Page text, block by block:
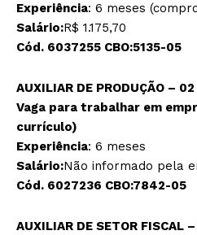
Experiência: 6 meses
Salário:R$ 1.175,70
Cód. 6037255 CBO:5135-05
AUXILIAR DE PRODUÇÃO –
Vaga para trabalhar em
currículo)
Experiência: 6 meses
Salário:Não informado pela
Cód. 6027236 CBO:7842-05
AUXILIAR DE SETOR FISCAL